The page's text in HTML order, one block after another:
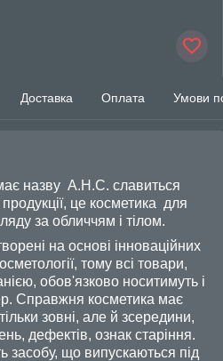
Доставка Оплата Умови
назву A.H.C. славиться
це косметика для
за обличчям і тілом.
на основі інноваційних
тому всі товари,
обов'язково носитимуть і
Справжня косметика має
зовні, але й зсередини,
дефектів, ознак старіння.
засобу, що випускаються під